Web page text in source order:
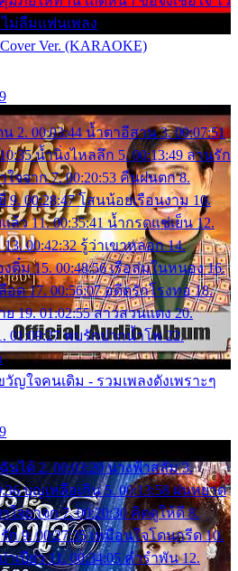
ม่ลืมแฟนเพลง
Ver. (KARAOKE)
น 2. 00:03:44 น้ำตาอีสาน 3. 00:07:51
น้ำนิ่งไหลลึก 5. 00:13:49 ลานรัก
ใจจาก 7. 00:20:53 คืนฝนตก 8.
9. 00:28:47 โสนน้อยเรือนงาม 10.
ล้ว 11. 00:35:41 น้ำกรดแช่เย็น 12.
00:42:32 รู้ว่าเขาหลอก 14.
ติ๋ม 15. 00:48:56 เรือล่มในหนอง 16.
อด 17. 00:56:07 อดีตรักโรงทอ 18.
ย 19. 01:02:55 สาวสวนแตง 20.
01:09:27 พบรักปากน้ำโพ 22.
ใจคนเดิม - รวมเพลงดังเพราะๆ
นได้ 2. 00:03:20 นางฟ้าสลัม 3.
บุญเหลือเกิน 5. 00:13:58 ฝนหยาด
ใจยาจก 7. 00:20:30 คิดดูให้ดี 8.
ก 9. 00:27:35 เหมือนใจโดนกรีด 10.
เปียว 11. 00:34:05 คำรำพัน 12.